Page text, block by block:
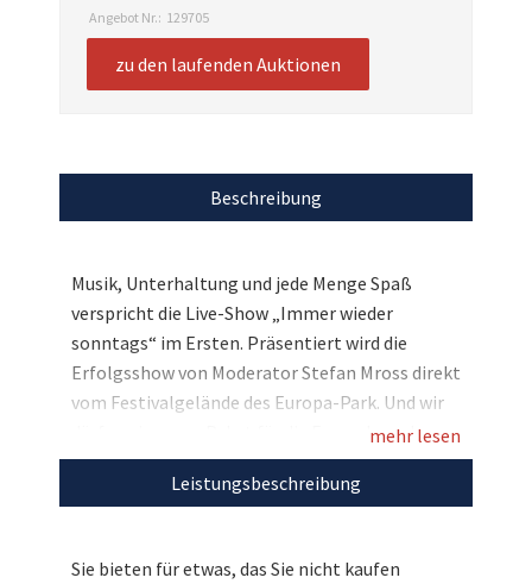
Angebot Nr.: 129705
zu den laufenden Auktionen
Beschreibung
Musik, Unterhaltung und jede Menge Spaß
verspricht die Live-Show „Immer wieder
sonntags“ im Ersten. Präsentiert wird die
Erfolgsshow von Moderator Stefan Mross direkt
vom Festivalgelände des Europa-Park. Und wir
dürfen ein super Paket für die Fernsehsendung
versteigern: Als exklusive Gäste der Sendung am
09. September verbringen Sie und drei
mehr lesen
Leistungsbeschreibung
Sie bieten für etwas, das Sie nicht kaufen